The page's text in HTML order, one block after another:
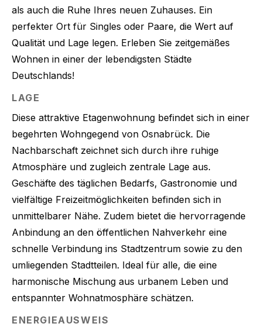
als auch die Ruhe Ihres neuen Zuhauses. Ein
perfekter Ort für Singles oder Paare, die Wert auf
Qualität und Lage legen. Erleben Sie zeitgemäßes
Wohnen in einer der lebendigsten Städte
Deutschlands!
LAGE
Diese attraktive Etagenwohnung befindet sich in einer
begehrten Wohngegend von Osnabrück. Die
Nachbarschaft zeichnet sich durch ihre ruhige
Atmosphäre und zugleich zentrale Lage aus.
Geschäfte des täglichen Bedarfs, Gastronomie und
vielfältige Freizeitmöglichkeiten befinden sich in
unmittelbarer Nähe. Zudem bietet die hervorragende
Anbindung an den öffentlichen Nahverkehr eine
schnelle Verbindung ins Stadtzentrum sowie zu den
umliegenden Stadtteilen. Ideal für alle, die eine
harmonische Mischung aus urbanem Leben und
entspannter Wohnatmosphäre schätzen.
ENERGIEAUSWEIS